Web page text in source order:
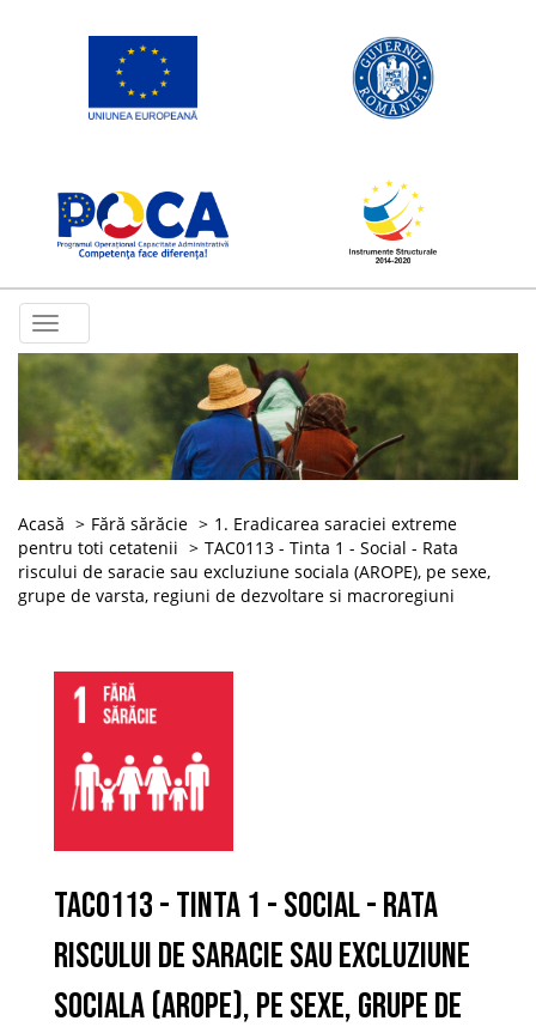
Toggle
navigation
Acasă Fără sărăcie
1. Eradicarea saraciei extreme
pentru toti cetatenii
TAC0113 - Tinta 1 - Social - Rata
riscului de saracie sau excluziune sociala (AROPE), pe sexe,
grupe de varsta, regiuni de dezvoltare si macroregiuni
TAC0113 - Tinta 1 - Social - Rata
riscului de saracie sau excluziune
sociala (AROPE), pe sexe, grupe de